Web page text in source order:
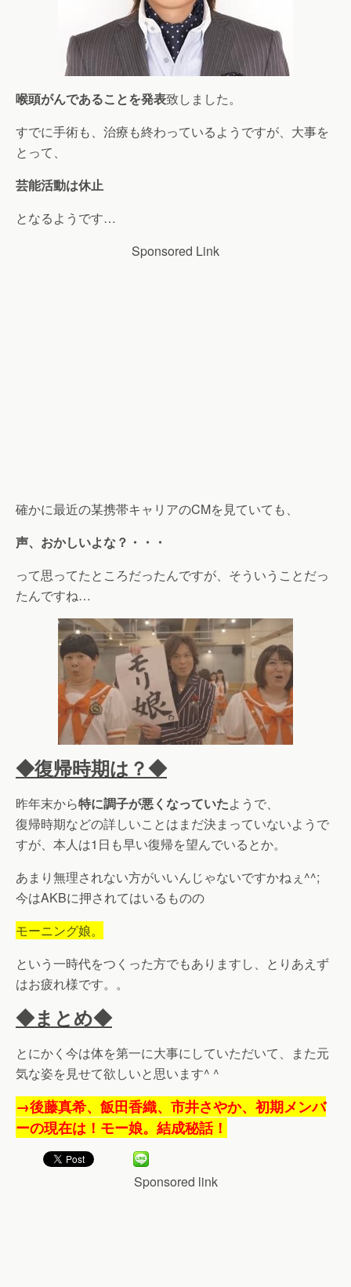
喉頭がんであることを発表致しました。
すでに手術も、治療も終わっているようですが、大事を
とって、
芸能活動は休止
となるようです…
Sponsored Link
確かに最近の某携帯キャリアのCMを見ていても、
声、おかしいよな？・・・
って思ってたところだったんですが、そういうことだっ
たんですね…
◆復帰時期は？◆
昨年末から特に調子が悪くなっていたようで、
復帰時期などの詳しいことはまだ決まっていないようで
すが、本人は1日も早い復帰を望んでいるとか。
あまり無理されない方がいいんじゃないですかねぇ^^;
今はAKBに押されてはいるものの
モーニング娘。
という一時代をつくった方でもありますし、とりあえず
はお疲れ様です。。
◆まとめ◆
とにかく今は体を第一に大事にしていただいて、また元
気な姿を見せて欲しいと思います^ ^
→後藤真希、飯田香織、市井さやか、初期メンバ
ーの現在は！モー娘。結成秘話！
Sponsored link